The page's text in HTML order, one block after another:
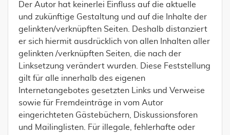
Der Autor hat keinerlei Einfluss auf die aktuelle
und zukünftige Gestaltung und auf die Inhalte der
gelinkten/verknüpften Seiten. Deshalb distanziert
er sich hiermit ausdrücklich von allen Inhalten aller
gelinkten /verknüpften Seiten, die nach der
Linksetzung verändert wurden. Diese Feststellung
gilt für alle innerhalb des eigenen
Internetangebotes gesetzten Links und Verweise
sowie für Fremdeinträge in vom Autor
eingerichteten Gästebüchern, Diskussionsforen
und Mailinglisten. Für illegale, fehlerhafte oder